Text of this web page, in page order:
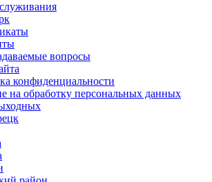
вопросы
конфиденциальности
на обработку персональных данных